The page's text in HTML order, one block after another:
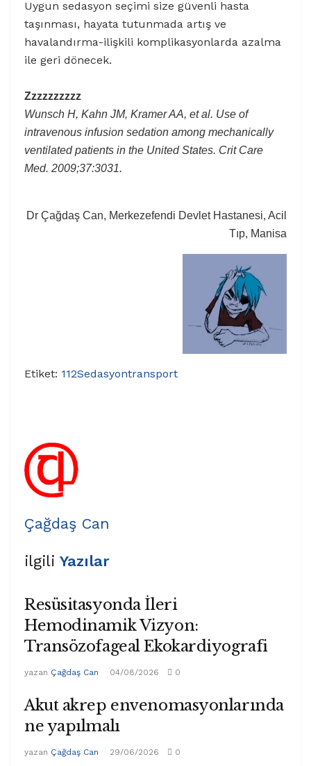
Uygun sedasyon seçimi size güvenli hasta
taşınması, hayata tutunmada artış ve
havalandırma-ilişkili komplikasyonlarda azalma
ile geri dönecek.
Zzzzzzzzzz
Wunsch H, Kahn JM, Kramer AA, et al. Use of
intravenous infusion sedation among mechanically
ventilated patients in the United States. Crit Care
Med. 2009;37:3031.
Dr Çağdaş Can, Merkezefendi Devlet Hastanesi, Acil
Tıp, Manisa
Etiket: 112Sedasyontransport
Çağdaş Can
ilgili Yazılar
Resüsitasyonda İleri
Hemodinamik Vizyon:
Transözofageal Ekokardiyografi
yazan Çağdaş Can 04/08/2026 0
Akut akrep envenomasyonlarında
ne yapılmalı
yazan Çağdaş Can 29/06/2026 0